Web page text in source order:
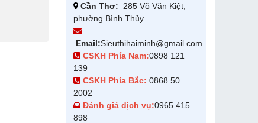
Cần Thơ: 285 Võ Văn Kiệt,
phường Bình Thủy
Email:Sieuthihaiminh@gmail.com
CSKH Phía Nam:0898 121
139
CSKH Phía Bắc: 0868 50
2002
Đánh giá dịch vụ:0965 415
898